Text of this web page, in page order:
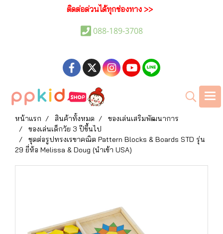
ติดต่อด่วนได้ทุกช่องทาง >>
088-189-3708
หน้าแรก สินค้าทั้งหมด
ของเล่นเสริมพัฒนาการ
ของเล่นเด็กวัย 3 ปีขึ้นไป
ชุดต่อรูปทรงเรขาคณิต Pattern Blocks & Boards STD รุ่น
29 ยี่ห้อ Melissa & Doug (นำเข้า USA)